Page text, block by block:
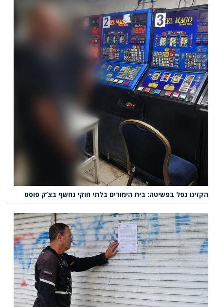
הקזינו נפל בפשיטה: בית הימורים בלתי חוקי נחשף בצ’ק פוסט